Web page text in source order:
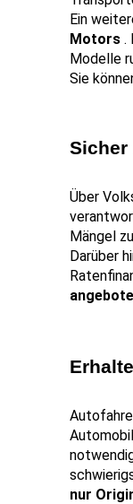
Ein
Motors .
Modelle
Sie
Sicher
Über
Mängel
Darüber
nur